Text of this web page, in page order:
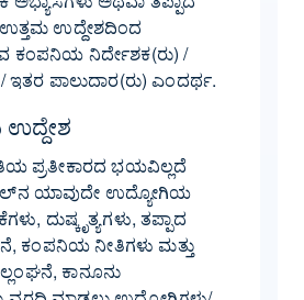
ಉದ್ದೇಶದಿಂದ
ಕಂಪನಿಯ ನಿರ್ದೇಶಕ(ರು) /
ಪಾಲುದಾರ(ರು) ಎಂದರ್ಥ.
ಪ್ರತೀಕಾರದ ಭಯವಿಲ್ಲದೆ
ಯಾವುದೇ ಉದ್ಯೋಗಿಯ
ದುಷ್ಕೃತ್ಯಗಳು, ತಪ್ಪಾದ
ಕಂಪನಿಯ ನೀತಿಗಳು ಮತ್ತು
ಕಾನೂನು